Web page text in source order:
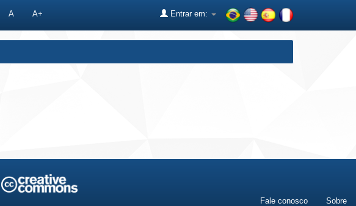
A A+ Entrar em:
Fale conosco Sobre